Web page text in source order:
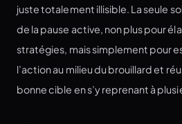
juste totalement illisible. La seule
de la pause active, non plus pour
stratégies, mais simplement pour
l’action au milieu du brouillard et
bonne cible en s’y reprenant à